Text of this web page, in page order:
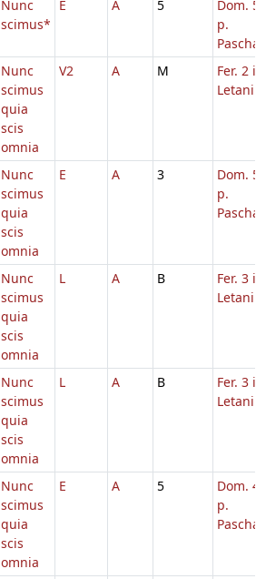
Nunc
scimus*
E A 5
Dom. 5
p.
Pascha
Nunc
scimus
quia
scis
omnia
V2 A M
Fer. 2 in
Letaniis
Nunc
scimus
quia
scis
omnia
E A 3
Dom. 5
p.
Pascha
Nunc
scimus
quia
scis
omnia
L A B
Fer. 3 in
Letaniis
Nunc
scimus
quia
scis
omnia
L A B
Fer. 3 in
Letaniis
Nunc
scimus
quia
scis
omnia
E A 5
Dom. 4
p.
Pascha